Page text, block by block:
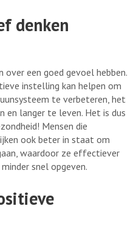
denken
een goed gevoel hebben.
instelling kan helpen om
te verbeteren, het
en langer te leven. Het is dus
Mensen die
ook beter in staat om
waardoor ze effectiever
snel opgeven.